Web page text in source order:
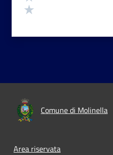
Comune di Molinella
Area riservata